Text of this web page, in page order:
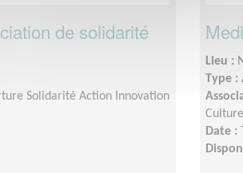
de solidarité
Solidarité Action Innovation
Lieu :
Type :
Date :